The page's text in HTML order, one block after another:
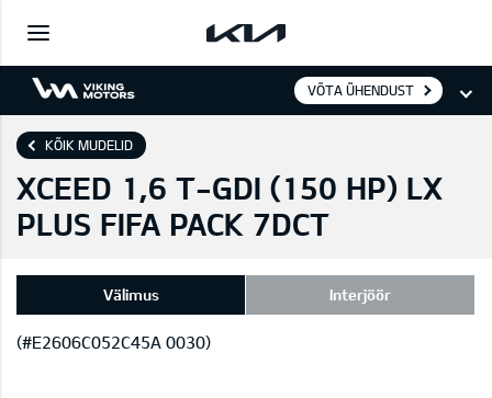
VÕTA ÜHENDUST
KÕIK MUDELID
XCEED 1,6 T-GDI (150 HP) LX
PLUS FIFA PACK 7DCT
Välimus Interjöör
(#E2606C052C45A 0030)